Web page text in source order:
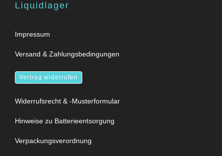
Liquidlager
Impressum
Versand & Zahlungsbedingungen
Vertrag widerrufen
Widerrufsrecht & -Musterformular
Hinweise zu Batterieentsorgung
Verpackungsverordnung